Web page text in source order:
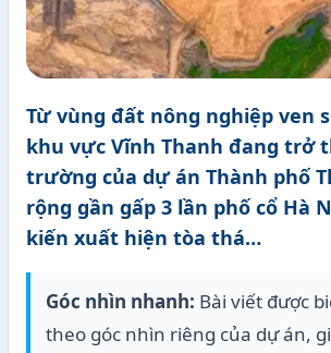
Từ vùng đất nông nghiệp ven
khu vực Vĩnh Thanh đang trở
trường của dự án Thành phố
rộng gần gấp 3 lần phố cổ Hà
kiến xuất hiện tòa thá…
Góc nhìn nhanh: Bài viết được
theo góc nhìn riêng của dự án,